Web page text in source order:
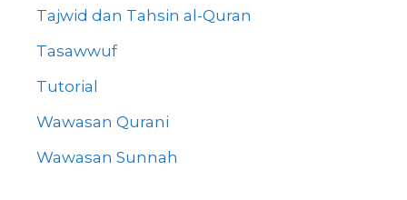
Tajwid dan Tahsin al-Quran
Tasawwuf
Tutorial
Wawasan Qurani
Wawasan Sunnah